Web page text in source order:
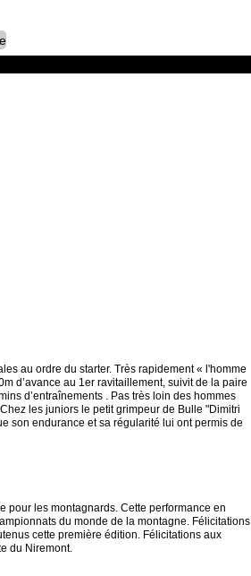
au ordre du starter. Très rapidement « l'homme
d’avance au 1er ravitaillement, suivit de la paire
d’entraînements . Pas très loin des hommes
les juniors le petit grimpeur de Bulle "Dimitri
son endurance et sa régularité lui ont permis de
pour les montagnards. Cette performance en
du monde de la montagne. Félicitations
cette première édition. Félicitations aux
du Niremont.